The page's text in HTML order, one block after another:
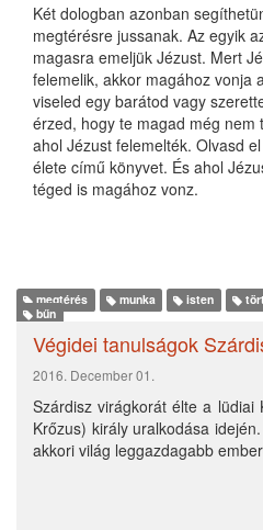
Két dologban azonban
megtérésre jussanak. Az egyik
magasra emeljük Jézust. Mert
felemelik, akkor magához vonja
viseled egy barátod vagy
érzed, hogy te magad még nem
ahol Jézust felemelték. Olvasd
élete című könyvet. És ahol
téged is magához vonz.
megtérés munka isten
bűn
TANULJUNK EGYÜTT…